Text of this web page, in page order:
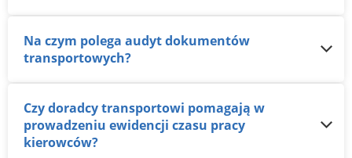
Na czym polega audyt dokumentów
transportowych?
Czy doradcy transportowi pomagają w
prowadzeniu ewidencji czasu pracy
kierowców?